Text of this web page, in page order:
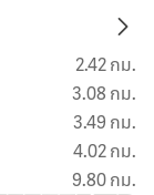
2.42 กม.
3.08 กม.
3.49 กม.
4.02 กม.
9.80 กม.